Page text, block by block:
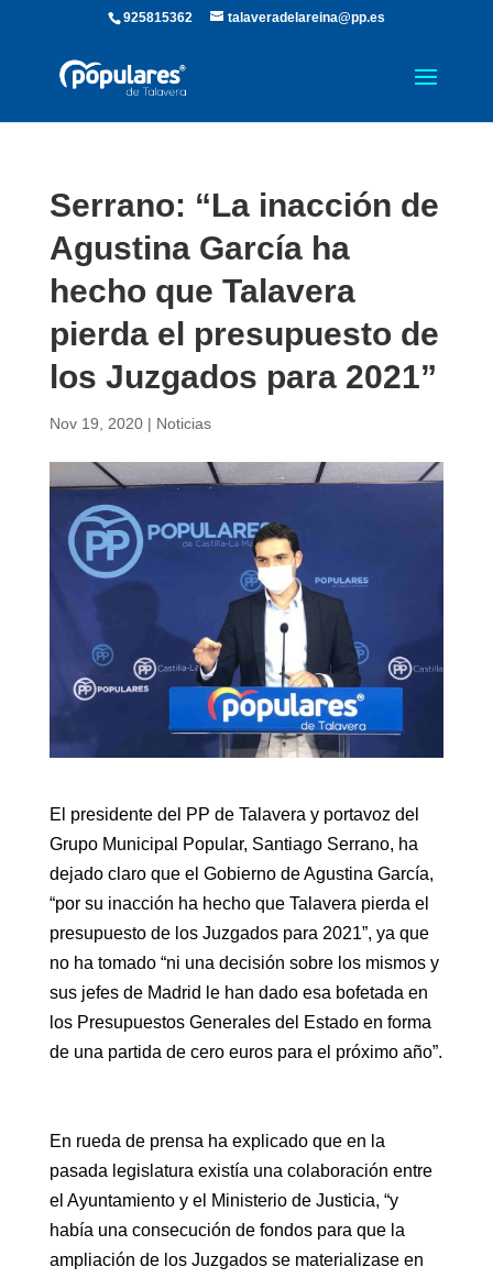
925815362 talaveradelareina@pp.es
Serrano: “La inacción de
Agustina García ha
hecho que Talavera
pierda el presupuesto de
los Juzgados para 2021”
Nov 19, 2020| Noticias
El presidente del PP de Talavera y portavoz del
Grupo Municipal Popular, Santiago Serrano, ha
dejado claro que el Gobierno de Agustina García,
“por su inacción ha hecho que Talavera pierda el
presupuesto de los Juzgados para 2021”, ya que
no ha tomado “ni una decisión sobre los mismos y
sus jefes de Madrid le han dado esa bofetada en
los Presupuestos Generales del Estado en forma
de una partida de cero euros para el próximo año”.
En rueda de prensa ha explicado que en la
pasada legislatura existía una colaboración entre
el Ayuntamiento y el Ministerio de Justicia, “y
había una consecución de fondos para que la
ampliación de los Juzgados se materializase en